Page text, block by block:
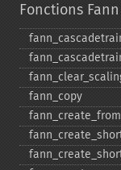
Fonctions Fann
fann_​copy